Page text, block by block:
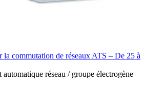
la commutation de réseaux ATS – De 25 à
réseau / groupe électrogène